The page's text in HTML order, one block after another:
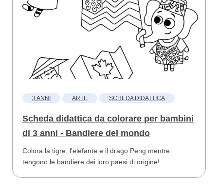
3 ANNI ARTE SCHEDA DIDATTICA
Scheda didattica da colorare per bambini
di 3 anni - Bandiere del mondo
Colora la tigre, l'elefante e il drago Peng mentre
tengono le bandiere dei loro paesi di origine!